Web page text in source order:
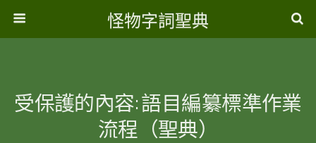
怪物字詞聖典
受保護的內容: 語目編纂標準作業
流程（聖典）